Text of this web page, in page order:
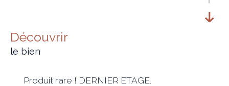
découvrir
le bien
Produit rare ! DERNIER ETAGE.